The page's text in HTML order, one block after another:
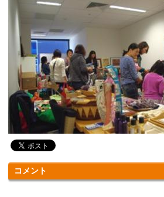
コメント